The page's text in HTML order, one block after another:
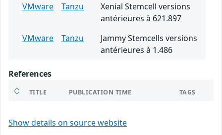
VMware
Tanzu
Xenial Stemcell versions
antérieures à 621.897
VMware
Tanzu
Jammy Stemcells versions
antérieures à 1.486
References
TITLE PUBLICATION TIME TAGS
Show details on source website